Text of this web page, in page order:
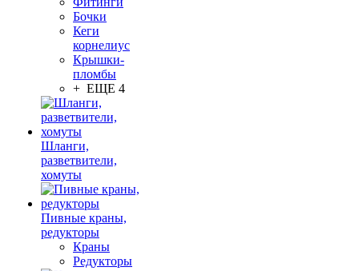
Бочки
Кеги
корнелиус
Крышки-
пломбы
+ ЕЩЕ 4
Шланги,
разветвители,
хомуты
Пивные краны,
редукторы
Краны
Редукторы